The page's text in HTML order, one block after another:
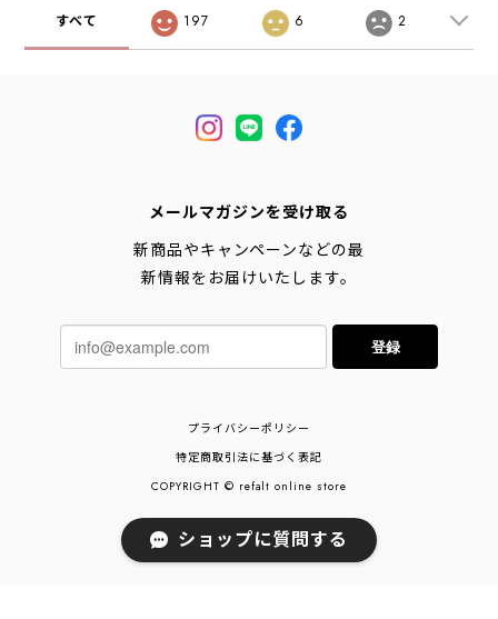
すべて 197 6 2
メールマガジンを受け取る
新商品やキャンペーンなどの最
新情報をお届けいたします。
登録
プライバシーポリシー
特定商取引法に基づく表記
COPYRIGHT © refalt online store
ショップに質問する